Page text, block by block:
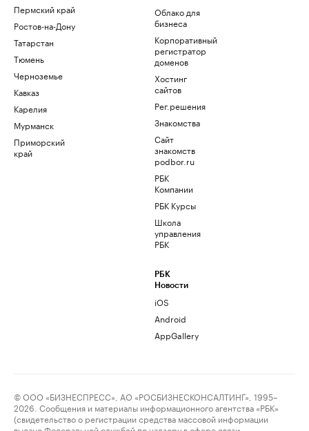
Пермский край
Ростов-на-Дону
Татарстан
Тюмень
Черноземье
Кавказ
Карелия
Мурманск
Приморский
край
Облако для
бизнеса
Корпоративный
регистратор
доменов
Хостинг
сайтов
Рег.решения
Знакомства
Сайт
знакомств
podbor.ru
РБК
Компании
РБК Курсы
Школа
управления
РБК
РБК
Новости
iOS
Android
AppGallery
© ООО «БИЗНЕСПРЕСС», АО «РОСБИЗНЕСКОНСАЛТИНГ», 1995–
2026. Сообщения и материалы информационного агентства «РБК»
(свидетельство о регистрации средства массовой информации